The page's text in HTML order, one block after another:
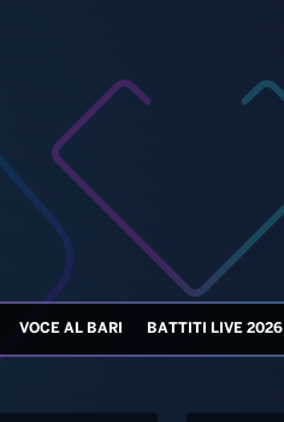
VOCE AL BARI BATTITI LIVE 2026